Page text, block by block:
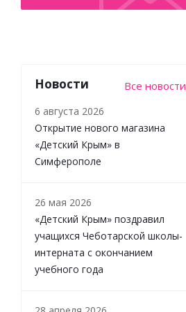
Новости Все новости
6 августа 2026
Открытие нового магазина
«Детский Крым» в
Симферополе
26 мая 2026
«Детский Крым» поздравил
учащихся Чеботарской школы-
интерната с окончанием
учебного года